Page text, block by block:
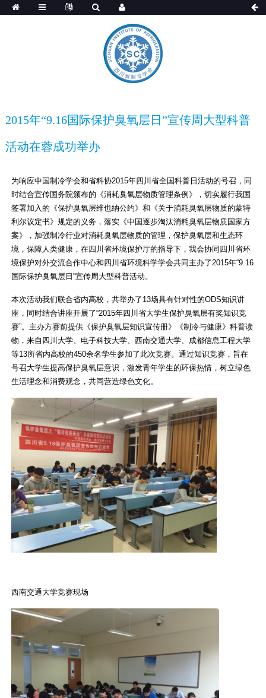
2015年“9.16国际保护臭氧层日”宣传周大型科普
活动在蓉成功举办
为响应中国制冷学会和省科协2015年四川省全国科普日活动的号召，同
时结合宣传国务院颁布的《消耗臭氧层物质管理条例》，切实履行我国
签署加入的《保护臭氧层维也纳公约》和《关于消耗臭氧层物质的蒙特
利尔议定书》规定的义务，落实《中国逐步淘汰消耗臭氧层物质国家方
案》，加强制冷行业对消耗臭氧层物质的管理，保护臭氧层和生态环
境，保障人类健康，在四川省环境保护厅的指导下，我会协同四川省环
境保护对外交流合作中心和四川省环境科学学会共同主办了2015年“9.16
国际保护臭氧层日”宣传周大型科普活动。
本次活动我们联合省内高校，共举办了13场具有针对性的ODS知识讲
座，同时结合讲座开展了“2015年四川省大学生保护臭氧层有奖知识竞
赛”。主办方赛前提供《保护臭氧层知识宣传册》《制冷与健康》科普读
物，来自四川大学、电子科技大学、西南交通大学、成都信息工程大学
等13所省内高校的450余名学生参加了此次竞赛。通过知识竞赛，旨在
号召大学生提高保护臭氧层意识，激发青年学生的环保热情，树立绿色
生活理念和消费观念，共同营造绿色文化。
西南交通大学竞赛现场